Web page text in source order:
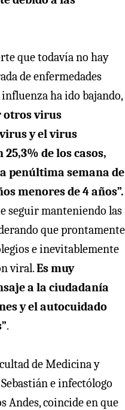
que todavía no hay
de enfermedades
ha ido bajando,
otros virus
y el virus
de los casos,
penúltima semana de
menores de 4 años”.
seguir manteniendo las
que prontamente
e inevitablemente
viral.Es muy
a la ciudadanía
y el autocuidado
.
de Medicina y
e infectólogo
Andes, coincide en que